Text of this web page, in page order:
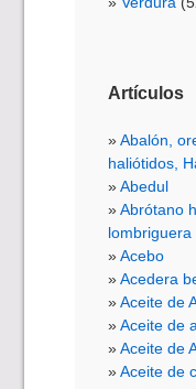
Artículos
Abalón,
haliótidos,
Abedul
Abrótano
lombriguera
Acebo
Acedera
Aceite de
Aceite de
Aceite de
Aceite de